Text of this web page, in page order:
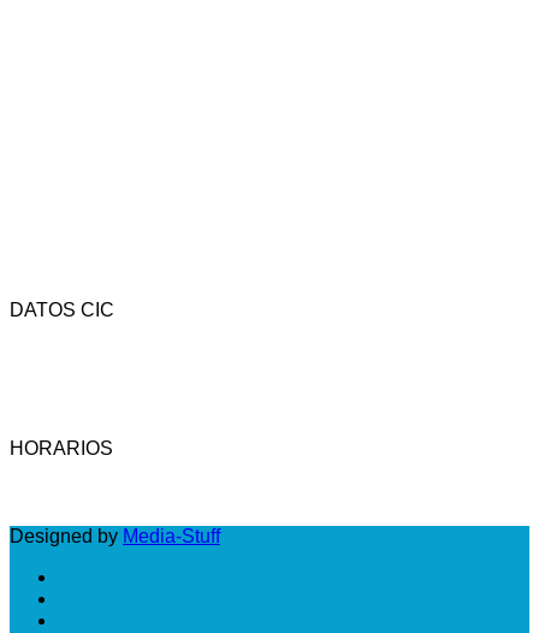
DATOS CIC
HORARIOS
Designed by Media-Stuff